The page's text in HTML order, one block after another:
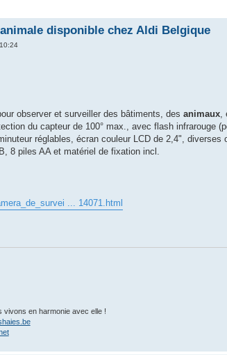
disponible chez Aldi Belgique
observer et surveiller des bâtiments, des animaux,
du capteur de 100° max., avec flash infrarouge
réglables, écran couleur LCD de 2,4",
8 piles AA et matériel de fixation incl.
... 14071.html
vivons en harmonie avec elle !